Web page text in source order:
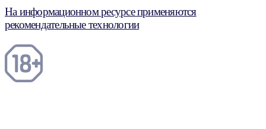
На информационном ресурсе применяются
рекомендательные технологии